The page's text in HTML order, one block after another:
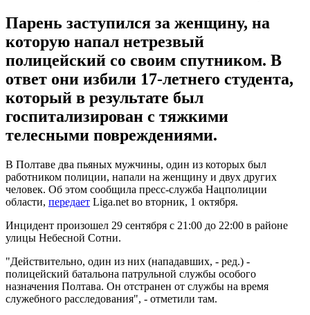
Парень заступился за женщину, на
которую напал нетрезвый
полицейский со своим спутником. В
ответ они избили 17-летнего студента,
который в результате был
госпитализирован с тяжкими
телесными повреждениями.
В Полтаве два пьяных мужчины, один из которых был
работником полиции, напали на женщину и двух других
человек. Об этом сообщила пресс-служба Нацполиции
области, передает Liga.net во вторник, 1 октября.
Инцидент произошел 29 сентября с 21:00 до 22:00 в районе
улицы Небесной Сотни.
"Действительно, один из них (нападавших, - ред.) -
полицейский батальона патрульной службы особого
назначения Полтава. Он отстранен от службы на время
служебного расследования", - отметили там.